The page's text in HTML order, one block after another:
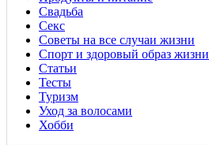
Свадьба
Секс
Советы на все случаи жизни
Спорт и здоровый образ жизни
Статьи
Тесты
Туризм
Уход за волосами
Хобби